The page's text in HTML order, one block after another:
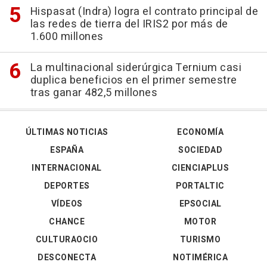
Hispasat (Indra) logra el contrato principal de
las redes de tierra del IRIS2 por más de
1.600 millones
La multinacional siderúrgica Ternium casi
duplica beneficios en el primer semestre
tras ganar 482,5 millones
ÚLTIMAS NOTICIAS
ESPAÑA
INTERNACIONAL
DEPORTES
VÍDEOS
ECONOMÍA
SOCIEDAD
CIENCIAPLUS
PORTALTIC
EPSOCIAL
CHANCE
CULTURAOCIO
DESCONECTA
MOTOR
TURISMO
NOTIMÉRICA